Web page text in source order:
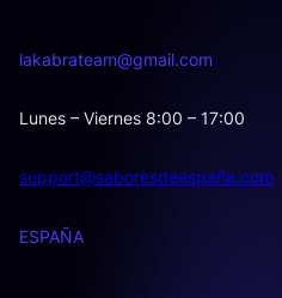
lakabrateam@gmail.com
Lunes – Viernes 8:00 – 17:00
support@saboresdeespaña.com
ESPAÑA